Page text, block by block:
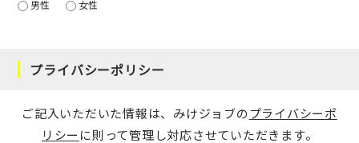
男性 女性
プライバシーポリシー
ご記入いただいた情報は、みけジョブのプライバシーポ
リシー に則って管理し対応させていただきます。